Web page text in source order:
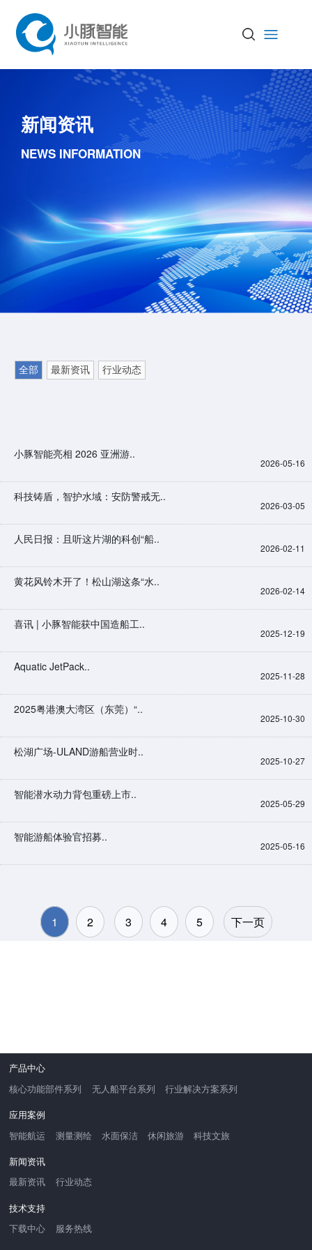
新闻资讯
NEWS INFORMATION
全部 最新资讯 行业动态
小豚智能亮相 2026 亚洲游..
2026-05-16
科技铸盾，智护水域：安防警戒无..
2026-03-05
人民日报：且听这片湖的科创“船..
2026-02-11
黄花风铃木开了！松山湖这条“水..
2026-02-14
喜讯 | 小豚智能获中国造船工..
2025-12-19
Aquatic JetPack..
2025-11-28
2025粤港澳大湾区（东莞）“..
2025-10-30
松湖广场-ULAND游船营业时..
2025-10-27
智能潜水动力背包重磅上市..
2025-05-29
智能游船体验官招募..
2025-05-16
1 2 3 4 5 下一页
产品中心
核心功能部件系列 无人船平台系列 行业解决方案系列
应用案例
智能航运 测量测绘 水面保洁 休闲旅游 科技文旅
新闻资讯
最新资讯 行业动态
技术支持
下载中心 服务热线